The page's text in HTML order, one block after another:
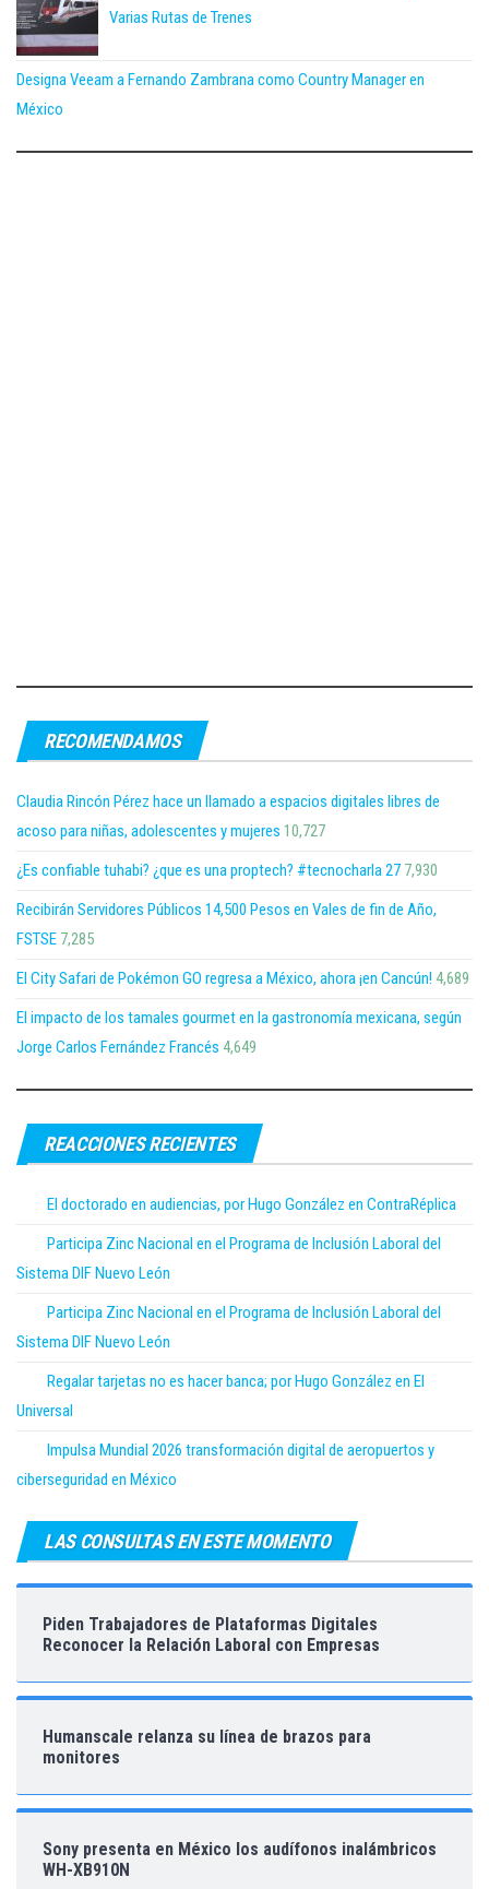
Varias Rutas de Trenes
Designa Veeam a Fernando Zambrana como Country Manager en
México
RECOMENDAMOS
Claudia Rincón Pérez hace un llamado a espacios digitales libres de
acoso para niñas, adolescentes y mujeres 10,727
¿Es confiable tuhabi? ¿que es una proptech? #tecnocharla 27 7,930
Recibirán Servidores Públicos 14,500 Pesos en Vales de fin de Año,
FSTSE 7,285
El City Safari de Pokémon GO regresa a México, ahora ¡en Cancún! 4,689
El impacto de los tamales gourmet en la gastronomía mexicana, según
Jorge Carlos Fernández Francés 4,649
REACCIONES RECIENTES
El doctorado en audiencias, por Hugo González en ContraRéplica
Participa Zinc Nacional en el Programa de Inclusión Laboral del
Sistema DIF Nuevo León
Participa Zinc Nacional en el Programa de Inclusión Laboral del
Sistema DIF Nuevo León
Regalar tarjetas no es hacer banca; por Hugo González en El
Universal
Impulsa Mundial 2026 transformación digital de aeropuertos y
ciberseguridad en México
LAS CONSULTAS EN ESTE MOMENTO
Piden Trabajadores de Plataformas Digitales
Reconocer la Relación Laboral con Empresas
Humanscale relanza su línea de brazos para
monitores
Sony presenta en México los audífonos inalámbricos
WH-XB910N